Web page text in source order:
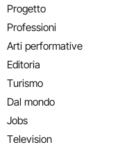
Progetto
Professioni
Arti performative
Editoria
Turismo
Dal mondo
Jobs
Television